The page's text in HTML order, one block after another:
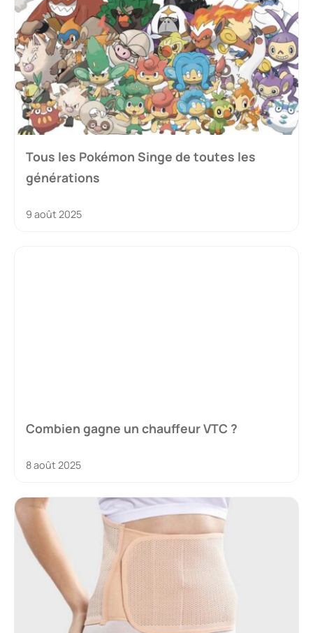
Tous les Pokémon Singe de toutes les
générations
9 août 2025
Combien gagne un chauffeur VTC ?
8 août 2025